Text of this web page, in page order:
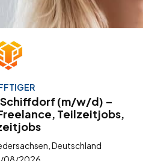
(m/w/d) –
Teilzeitjobs,
Deutschland